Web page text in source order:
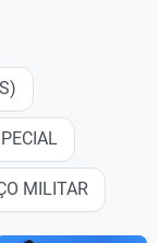
MILITAR